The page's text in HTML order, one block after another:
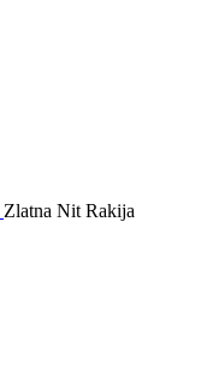
Zlatna Nit Rakija